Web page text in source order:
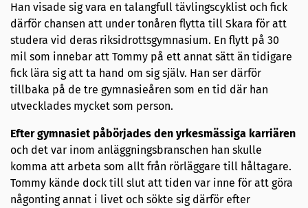
Han visade sig vara en talangfull tävlingscyklist och fick
därför chansen att under tonåren flytta till Skara för att
studera vid deras riksidrottsgymnasium. En flytt på 30
mil som innebar att Tommy på ett annat sätt än tidigare
fick lära sig att ta hand om sig själv. Han ser därför
tillbaka på de tre gymnasieåren som en tid där han
utvecklades mycket som person.
Efter gymnasiet påbörjades den yrkesmässiga karriären
och det var inom anläggningsbranschen han skulle
komma att arbeta som allt från rörläggare till håltagare.
Tommy kände dock till slut att tiden var inne för att göra
någonting annat i livet och sökte sig därför efter